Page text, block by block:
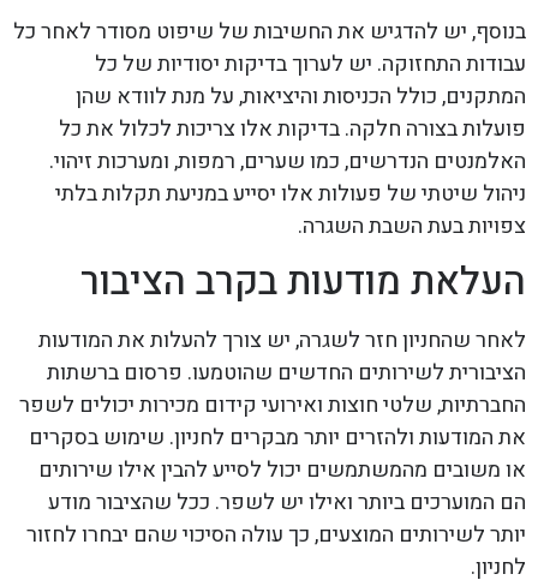
בנוסף, יש להדגיש את החשיבות של שיפוט מסודר לאחר כל
עבודות התחזוקה. יש לערוך בדיקות יסודיות של כל
המתקנים, כולל הכניסות והיציאות, על מנת לוודא שהן
פועלות בצורה חלקה. בדיקות אלו צריכות לכלול את כל
האלמנטים הנדרשים, כמו שערים, רמפות, ומערכות זיהוי.
ניהול שיטתי של פעולות אלו יסייע במניעת תקלות בלתי
צפויות בעת השבת השגרה.
העלאת מודעות בקרב הציבור
לאחר שהחניון חזר לשגרה, יש צורך להעלות את המודעות
הציבורית לשירותים החדשים שהוטמעו. פרסום ברשתות
החברתיות, שלטי חוצות ואירועי קידום מכירות יכולים לשפר
את המודעות ולהזרים יותר מבקרים לחניון. שימוש בסקרים
או משובים מהמשתמשים יכול לסייע להבין אילו שירותים
הם המוערכים ביותר ואילו יש לשפר. ככל שהציבור מודע
יותר לשירותים המוצעים, כך עולה הסיכוי שהם יבחרו לחזור
לחניון.